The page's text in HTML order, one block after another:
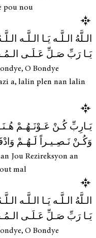
pou nou
الـلَّهُ الـلَّـه يَـا الـلَّـه
يَـا رَبِّ صَـلِّ عَـلَـى
O Bondye
a, lalin plen nan lalin
يَـارِبِّ كُـنْ عَـوْنَـهُـمْ
وَكُـنْ نَـصِـيـراً لَـهُـمْ
Jou Rezireksyon an
mal
الـلَّهُ الـلَّـه يَـا الـلَّـه
يَـا رَبِّ صَـلِّ عَـلَـى
O Bondye